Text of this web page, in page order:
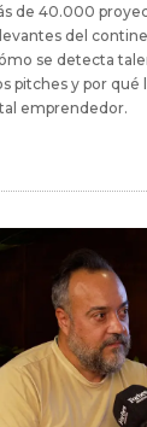
de 40.000
del
se detecta
pitches y por
emprendedor.